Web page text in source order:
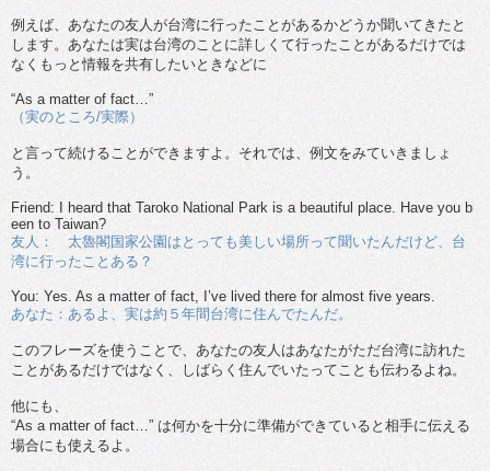
例えば、あなたの友人が台湾に行ったことがあるかどうか聞いてきたと
します。あなたは実は台湾のことに詳しくて行ったことがあるだけでは
なくもっと情報を共有したいときなどに
“As a matter of fact…”
（実のところ/実際）
と言って続けることができますよ。それでは、例文をみていきましょ
う。
Friend: I heard that Taroko National Park is a beautiful place. Have you b
een to Taiwan?
友人： 太魯閣国家公園はとっても美しい場所って聞いたんだけど、台
湾に行ったことある？
You: Yes. As a matter of fact, I’ve lived there for almost five years.
あなた：あるよ、実は約５年間台湾に住んでたんだ。
このフレーズを使うことで、あなたの友人はあなたがただ台湾に訪れた
ことがあるだけではなく、しばらく住んでいたってことも伝わるよね。
他にも、
“As a matter of fact…” は何かを十分に準備ができていると相手に伝える
場合にも使えるよ。